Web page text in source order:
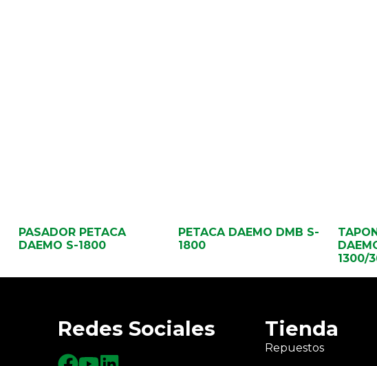
PASADOR PETACA
DAEMO S-1800
PETACA DAEMO DMB S-
1800
1300/
Redes Sociales Tienda
Repuestos